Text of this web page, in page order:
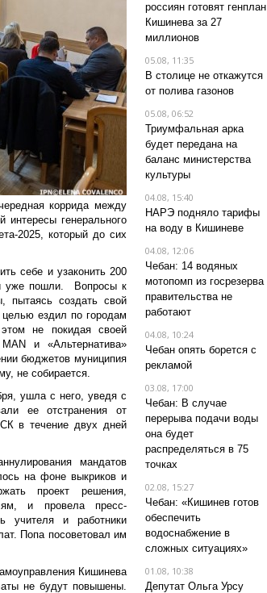
коррида между
генерального
2025, который до сих
себе и узаконить 200
уже пошли. Вопросы к
пытаясь создать свой
ездил по городам
не покидая своей
MAN
и «Альтернатива»
бюджетов муниципия
не собирается.
ушла с него, уведя с
ее отстранения от
в течение двух дней
мандатов
на фоне выкриков и
проект решения,
и провела пресс-
учителя и работники
Попа посоветовал им
Кишинева
не будут повышены.
россиян готовят генплан
Кишинева за 27
миллионов
05.08, 11:35
В столице не откажутся
от полива газонов
05.08, 06:52
Триумфальная арка
будет передана на
баланс министерства
культуры
04.08, 15:40
НАРЭ подняло тарифы
на воду в Кишиневе
04.08, 12:06
Чебан: 14 водяных
мотопомп из госрезерва
правительства не
работают
04.08, 10:24
Чебан опять борется с
рекламой
03.08, 17:00
Чебан: В случае
перерыва подачи воды
она будет
распределяться в 75
точках
02.08, 15:27
Чебан: «Кишинев готов
обеспечить
водоснабжение в
сложных ситуациях»
01.08, 10:38
Депутат Ольга Урсу